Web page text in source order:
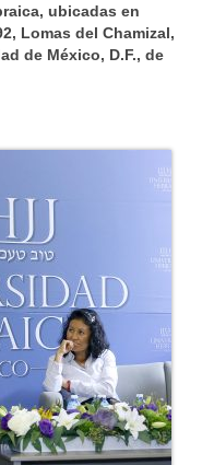
ubicadas en
Lomas del Chamizal,
de México, D.F., de